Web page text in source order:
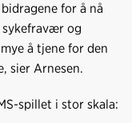
for å nå
sykefravær og
å tjene for den
sier Arnesen.
spillet i stor skala: